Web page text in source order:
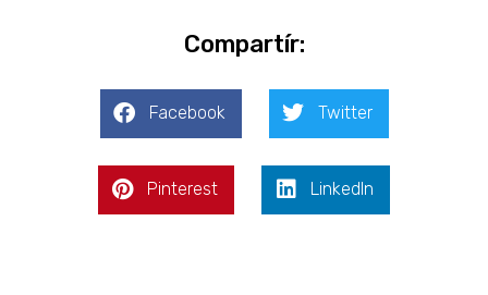
Compartír:
Facebook Twitter
Pinterest LinkedIn